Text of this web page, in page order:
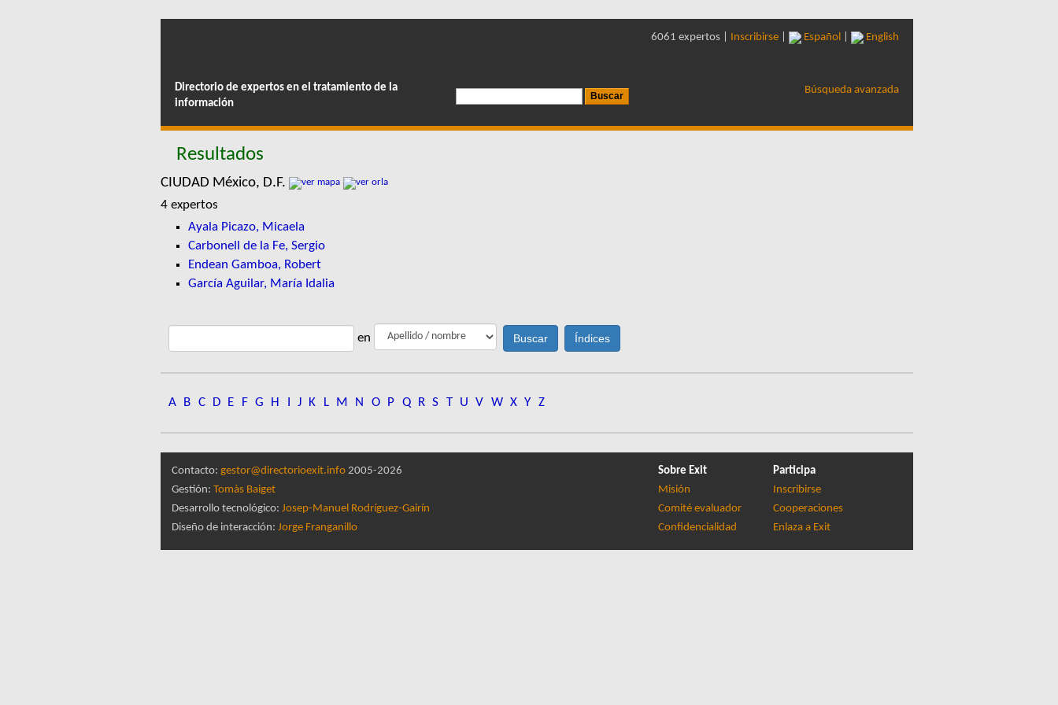
Directorio de expertos en el tratamiento de la
información
6061 expertos | Inscribirse Español English
Búsqueda avanzada
Resultados
CIUDAD México, D.F.
4 expertos
Ayala Picazo, Micaela
Carbonell de la Fe, Sergio
Endean Gamboa, Robert
García Aguilar, María Idalia
en
A B C D E F G H J K L M N O P Q R S T U V W X Y Z
Contacto: gestor@directorioexit.info 2005-2026
Gestión: Tomàs Baiget
Desarrollo tecnológico: Josep-Manuel Rodríguez-Gairín
Diseño de interacción: Jorge Franganillo
Sobre Exit
Misión
Comité evaluador
Confidencialidad
Participa
Inscribirse
Cooperaciones
Enlaza a Exit